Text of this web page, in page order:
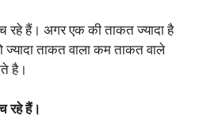
रहे हैं। अगर एक की ताकत ज्यादा है
ताकत वाला कम ताकत वाले
है।
रहे हैं।